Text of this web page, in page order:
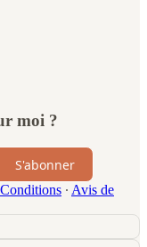
moi ?
S'abonner
Conditions ∙ Avis de